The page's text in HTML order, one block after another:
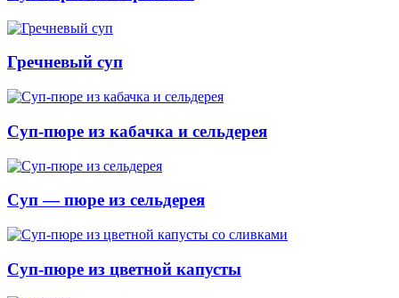
Гречневый суп
Суп-пюре из кабачка и сельдерея
Суп — пюре из сельдерея
Суп-пюре из цветной капусты